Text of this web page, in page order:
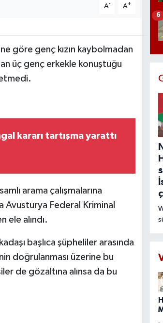
A- A+
göre genç kızın kaybolmadan
üç genç erkekle konuştuğu
kararı tartışma yarattı
arama çalışmalarına
Avusturya Federal Kriminal
ele alındı.
başlıca şüpheliler arasında
doğrulanması üzerine bu
de gözaltına alınsa da bu
6